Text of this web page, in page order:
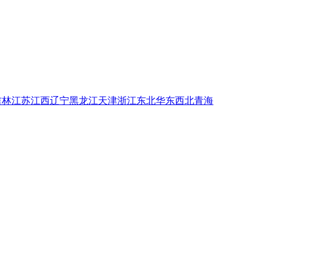
林江苏江西辽宁黑龙江天津浙江东北华东西北青海